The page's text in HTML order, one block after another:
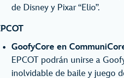
de Disney y Pixar “Elio”.
GoofyCore en
EPCOT podrán unirse a
inolvidable de baile y juego